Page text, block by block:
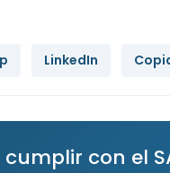
LinkedIn
cumplir con el